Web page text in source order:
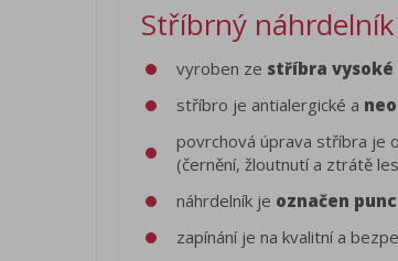
Stříbrný
vyroben ze stříbra
stříbro je antialergické a
povrchová úprava stříbra je
(černění, žloutnutí a ztrátě
náhrdelník je označen
zapínání je na kvalitní a